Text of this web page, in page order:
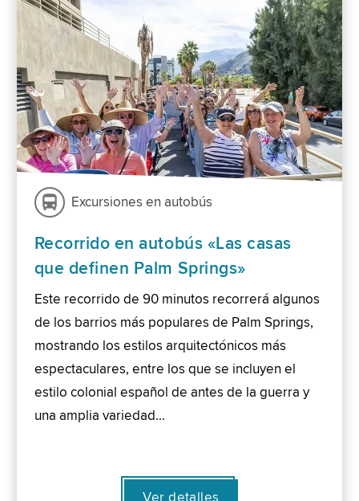
Excursiones en autobús
Recorrido en autobús «Las casas
que definen Palm Springs»
Este recorrido de 90 minutos recorrerá algunos
de los barrios más populares de Palm Springs,
mostrando los estilos arquitectónicos más
espectaculares, entre los que se incluyen el
estilo colonial español de antes de la guerra y
una amplia variedad…